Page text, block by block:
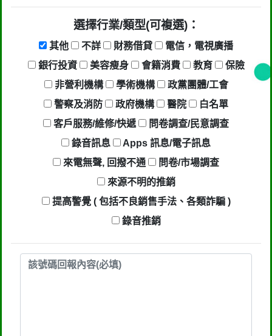
選擇行業/類型(可複選)：
其他 不詳 財務借貸
電信，電視廣播
銀行投資
美容瘦身 會籍消費 教育
保險
非營利機構
學術機構
政黨團體/工會
警察及消防
政府機構 醫院
白名單
客戶服務/維修/快遞
問卷調查/民意調查
錄音訊息
Apps 訊息/電子訊息
來電無聲, 回撥不通
問卷/市場調查
來源不明的推銷
提高警覺 ( 包括不良銷售手法、各類詐騙 )
錄音推銷